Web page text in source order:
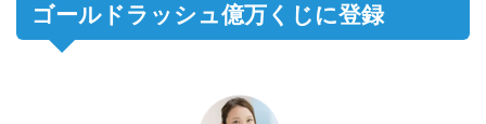
ゴールドラッシュ億万くじに登録